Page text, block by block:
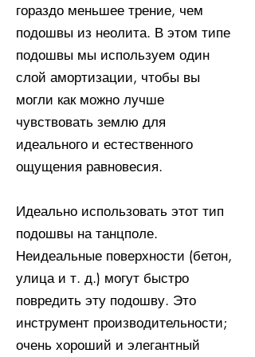
гораздо меньшее трение, чем
подошвы из неолита. В этом типе
подошвы мы используем один
слой амортизации, чтобы вы
могли как можно лучше
чувствовать землю для
идеального и естественного
ощущения равновесия.
Идеально использовать этот тип
подошвы на танцполе.
Неидеальные поверхности (бетон,
улица и т. д.) могут быстро
повредить эту подошву. Это
инструмент производительности;
очень хороший и элегантный